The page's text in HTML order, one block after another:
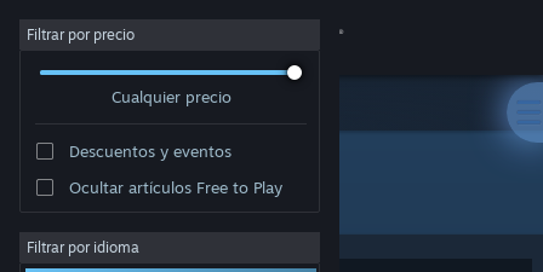
Iniciar sesión
Acerca de
Filtrar por precio
Cualquier precio
Descuentos y eventos
Ocultar artículos Free to Play
Filtrar por idioma
Desarrollador: Vlambeer